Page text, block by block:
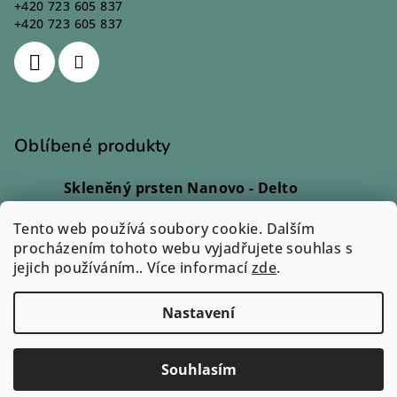
Tento web používá soubory cookie. Dalším
procházením tohoto webu vyjadřujete souhlas s
jejich používáním.. Více informacízde.
Nastavení
Souhlasím
+420 723 605 837
+420 723 605 837
Oblíbené produkty
Skleněný prsten Nanovo - Delto
Skleněný prsten - Lio
Hodnocení produktu je 5 z 5 hvězdiček.
| Monika Svobodová
Skleněný prsten - Rono
Hodnocení produktu je 5 z 5 hvězdiček.
Ilona Dvořáková
Copyright 2026Zuzum.cz. Všechna práva vyhrazena.
Vytvořil Shoptet